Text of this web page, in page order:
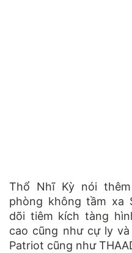
Thổ Nhĩ Kỳ nói
phòng không tầm xa
dõi tiêm kích tàng
cao cũng như cự ly
Patriot cũng như